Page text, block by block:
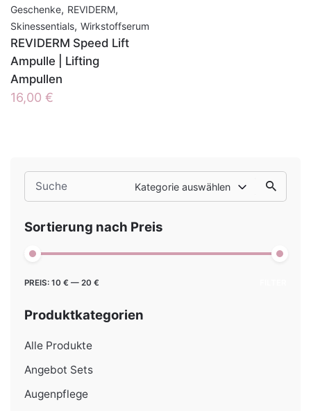
Search
for
Kategorie auswählen
Sortierung nach Preis
Min.
Max.
PREIS: 10 € — 20 €
Produktkategorien
Alle Produkte
Angebot Sets
Augenpflege
Geschenke, REVIDERM,
Skinessentials, Wirkstoffserum
REVIDERM Speed Lift
Ampulle | Lifting
Ampullen
16,00 €